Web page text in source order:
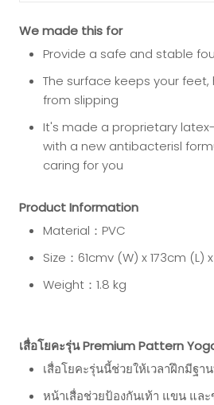
We made this for
Provide a safe and stable
The surface keeps your
from slipping
It's made a proprietary
with a new antibacterisl
caring for you
Product Information
Material：PVC
Size：61cmv (W) x 173cm (L)
Weight：1.8 kg
เสื่อโยคะรุ่น Premium Pattern
เสื่อโยคะรุ่นนี้ช่วยให้เวลาฝึกมีฐ
หน้าเสื่อช่วยป้องกันเท้า แขน แล